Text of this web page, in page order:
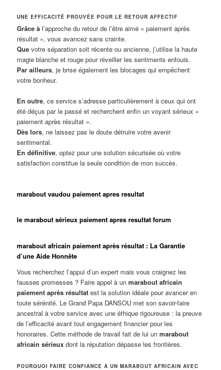
UNE EFFICACITÉ PROUVÉE POUR LE RETOUR AFFECTIF
Grâce à l’approche du retour de l’être aimé « paiement après
résultat », vous avancez sans crainte.
Que votre séparation soit récente ou ancienne, j’utilise la haute
magie blanche et rouge pour réveiller les sentiments enfouis.
Par ailleurs, je brise également les blocages qui empêchent
votre bonheur.
En outre, ce service s’adresse particulièrement à ceux qui ont
été déçus par le passé et recherchent enfin un voyant sérieux «
paiement après résultat ».
Dès lors, ne laissez pas le doute détruire votre avenir
sentimental.
En définitive, optez pour une solution sécurisée où votre
satisfaction constitue la seule condition de mon succès.
marabout vaudou paiement apres resultat
le marabout sérieux paiement apres resultat forum
marabout africain paiement après résultat : La Garantie
d’une Aide Honnête
Vous recherchez l’appui d’un expert mais vous craignez les
fausses promesses ? Faire appel à unmarabout africain
paiement après résultat est la solution idéale pour avancer en
toute sérénité. Le Grand Papa DANSOU met son savoir-faire
ancestral à votre service avec une éthique rigoureuse : la preuve
de l’efficacité avant tout engagement financier pour les
honoraires. Cette méthode de travail fait de lui unmarabout
africain sérieux dont la réputation dépasse les frontières.
POURQUOI FAIRE CONFIANCE À UN MARABOUT AFRICAIN AVEC